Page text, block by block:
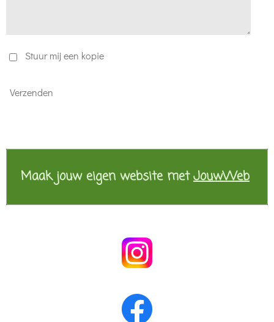
Stuur mij een kopie
Verzenden
Maak jouw eigen website metJouwWeb